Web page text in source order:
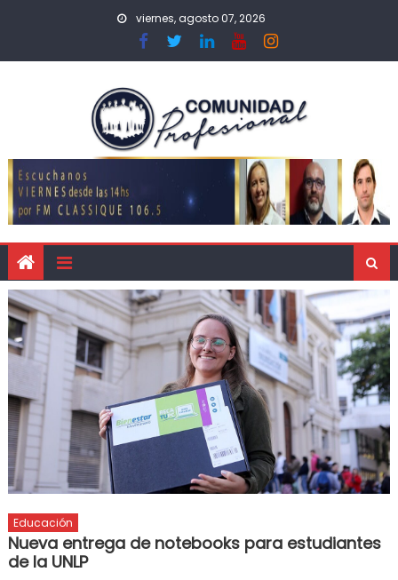
viernes, agosto 07, 2026
Educación
Nueva entrega de notebooks para estudiantes
de la UNLP